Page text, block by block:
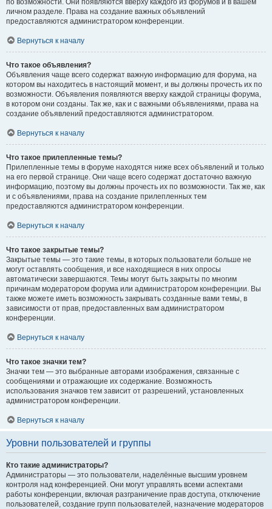
по возможности. Они появляются вверху каждого из форумов и в вашем
личном разделе. Права на создание важных объявлений
предоставляются администратором конференции.
Вернуться к началу
Что такое объявления?
Объявления чаще всего содержат важную информацию для форума, на
котором вы находитесь в настоящий момент, и вы должны прочесть их по
возможности. Объявления появляются вверху каждой страницы форума,
в котором они созданы. Так же, как и с важными объявлениями, права на
создание объявлений предоставляются администратором.
Вернуться к началу
Что такое прилепленные темы?
Прилепленные темы в форуме находятся ниже всех объявлений и только
на его первой странице. Они чаще всего содержат достаточно важную
информацию, поэтому вы должны прочесть их по возможности. Так же, как
и с объявлениями, права на создание прилепленных тем
предоставляются администратором конференции.
Вернуться к началу
Что такое закрытые темы?
Закрытые темы — это такие темы, в которых пользователи больше не
могут оставлять сообщения, и все находящиеся в них опросы
автоматически завершаются. Темы могут быть закрыты по многим
причинам модератором форума или администратором конференции. Вы
также можете иметь возможность закрывать созданные вами темы, в
зависимости от прав, предоставленных вам администратором
конференции.
Вернуться к началу
Что такое значки тем?
Значки тем — это выбранные авторами изображения, связанные с
сообщениями и отражающие их содержание. Возможность
использования значков тем зависит от разрешений, установленных
администратором конференции.
Вернуться к началу
Уровни пользователей и группы
Кто такие администраторы?
Администраторы — это пользователи, наделённые высшим уровнем
контроля над конференцией. Они могут управлять всеми аспектами
работы конференции, включая разграничение прав доступа, отключение
пользователей, создание групп пользователей, назначение модераторов